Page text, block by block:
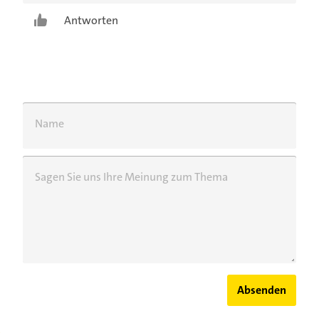
Wozu gibt es solche Regeln, wenn sie
problemlos unterlaufen werden können? Der
Antworten
Name
Sagen Sie uns Ihre Meinung zum Thema
Absenden